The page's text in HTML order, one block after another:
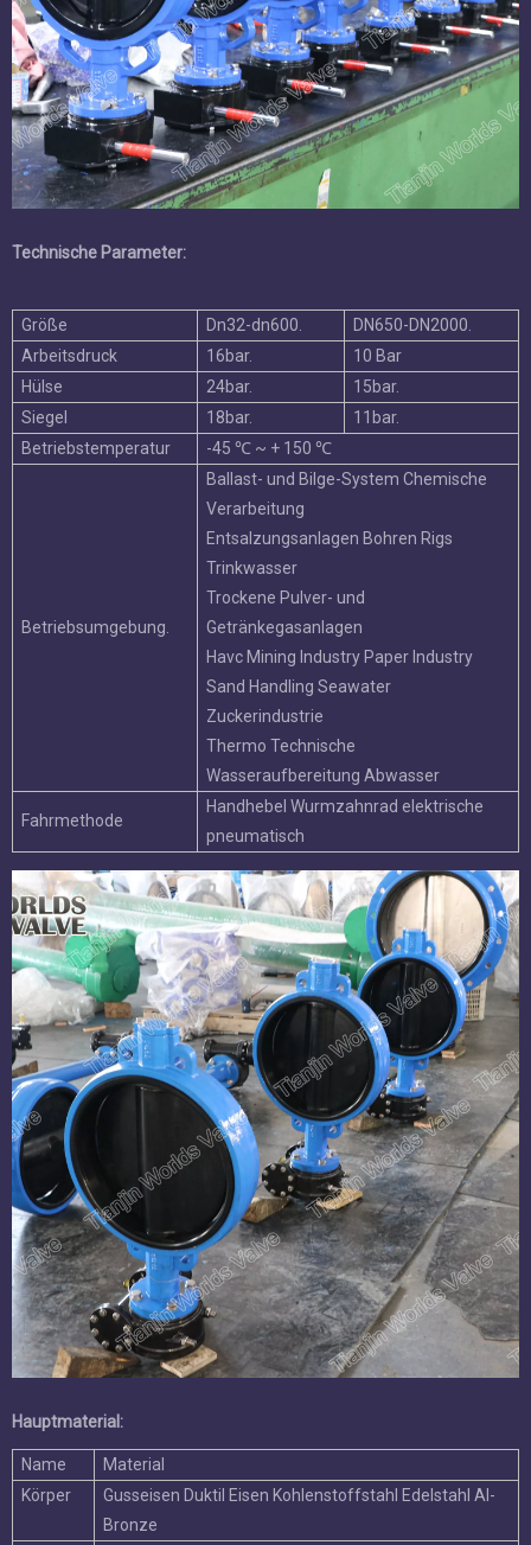
Produkteigenschaft:
100% bidirektional enger Abschalt.
Installation ohne Einschränkung der Strömungsrichtung.
Reduziertes Gewicht und Gesamtabmessungen.
Niederdruckverluste und reduzierte Energiekosten.
Leicht zu reinigen und für Trinkwassersysteme usw. zu
desinfizieren usw.
Gute Korrosionsbeständigkeit.